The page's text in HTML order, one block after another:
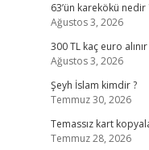
63’ün karekökü nedir
Ağustos 3, 2026
300 TL kaç euro alınır
Ağustos 3, 2026
Şeyh İslam kimdir ?
Temmuz 30, 2026
Temassız kart
Temmuz 28, 2026